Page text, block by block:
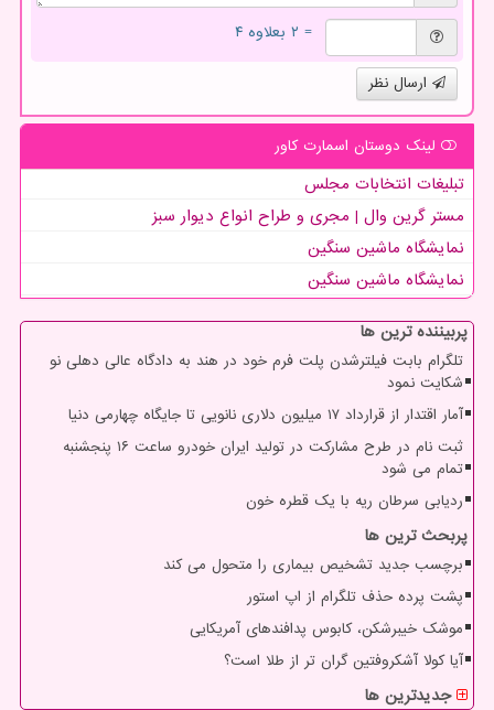
= ۲ بعلاوه ۴
ارسال نظر
لینک دوستان اسمارت كاور
تبلیغات انتخابات مجلس
مستر گرین وال | مجری و طراح انواع دیوار سبز
نمایشگاه ماشین سنگین
نمایشگاه ماشین سنگین
پربیننده ترین ها
تلگرام بابت فیلترشدن پلت فرم خود در هند به دادگاه عالی دهلی نو
شکایت نمود
آمار اقتدار از قرارداد ۱۷ میلیون دلاری نانویی تا جایگاه چهارمی دنیا
ثبت نام در طرح مشارکت در تولید ایران خودرو ساعت ۱۶ پنجشنبه
تمام می شود
ردیابی سرطان ریه با یک قطره خون
پربحث ترین ها
برچسب جدید تشخیص بیماری را متحول می کند
پشت پرده حذف تلگرام از اپ استور
موشک خیبرشکن، کابوس پدافندهای آمریکایی
آیا کولا آشکروفتین گران تر از طلا است؟
جدیدترین ها